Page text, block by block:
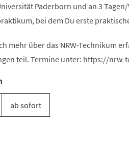
Paderborn und an 3
bei dem Du erste
mehr über das NRW-Technikum
teil. Termine unter: https://
ab sofort